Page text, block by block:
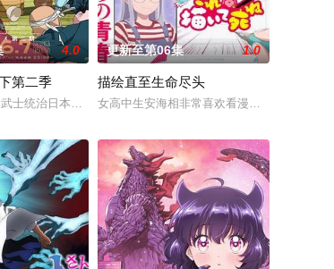
4.0
第二季
士统治日本奠定基石的镰仓幕府，因其所信任的幕臣——足
更新至第06集 1.0
描绘直至生命尽头
女高中生安海相非常喜欢看漫画，尤其是 ☆